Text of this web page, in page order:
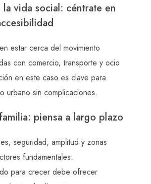
la vida social: céntrate en
estar cerca del movimiento
con comercio, transporte y ocio
en este caso es clave para
urbano sin complicaciones.
piensa a largo plazo
seguridad, amplitud y zonas
fundamentales.
para crecer debe ofrecer